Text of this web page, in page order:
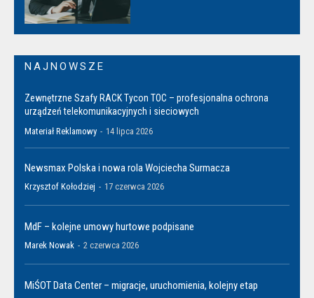
NAJNOWSZE
Zewnętrzne Szafy RACK Tycon TOC – profesjonalna ochrona
urządzeń telekomunikacyjnych i sieciowych
Materiał Reklamowy - 14 lipca 2026
Newsmax Polska i nowa rola Wojciecha Surmacza
Krzysztof Kołodziej - 17 czerwca 2026
MdF – kolejne umowy hurtowe podpisane
Marek Nowak - 2 czerwca 2026
MiŚOT Data Center – migracje, uruchomienia, kolejny etap